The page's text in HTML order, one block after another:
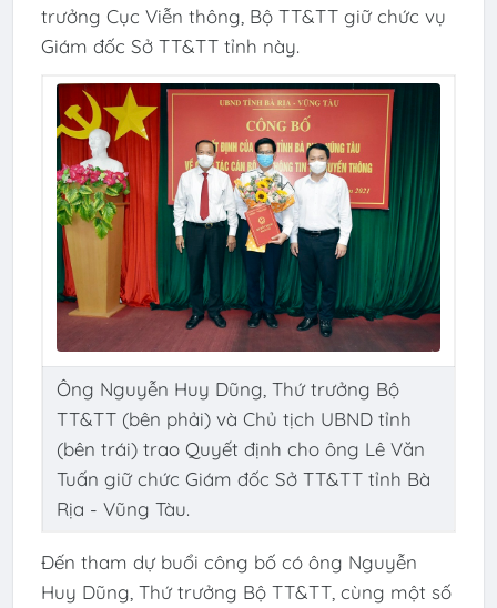
trưởng Cục Viễn thông, Bộ TT&TT giữ chức vụ
Giám đốc Sở TT&TT tỉnh này.
Ông Nguyễn Huy Dũng, Thứ trưởng Bộ
TT&TT (bên phải) và Chủ tịch UBND tỉnh
(bên trái) trao Quyết định cho ông Lê Văn
Tuấn giữ chức Giám đốc Sở TT&TT tỉnh Bà
Rịa - Vũng Tàu.
Đến tham dự buổi công bố có ông Nguyễn
Huy Dũng, Thứ trưởng Bộ TT&TT, cùng một số